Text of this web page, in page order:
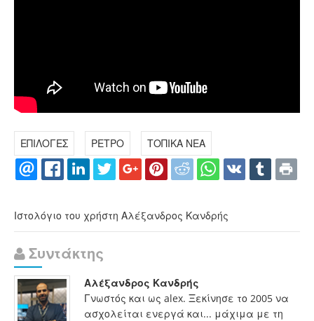
ΕΠΙΛΟΓΕΣ ΡΕΤΡΟ ΤΟΠΙΚΑ ΝΕΑ
Ιστολόγιο του χρήστη Αλέξανδρος Κανδρής
Συντάκτης
Αλέξανδρος Κανδρής
Γνωστός και ως alex. Ξεκίνησε το 2005 να
ασχολείται ενεργά και... μάχιμα με τη